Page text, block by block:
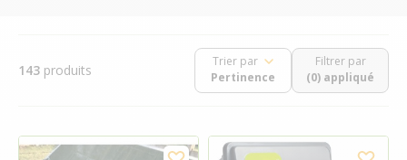
143 produits
Trier par
Filtrer par
(0) appliqué